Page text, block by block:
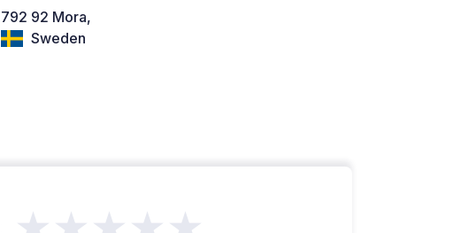
792 92 Mora,
Sweden